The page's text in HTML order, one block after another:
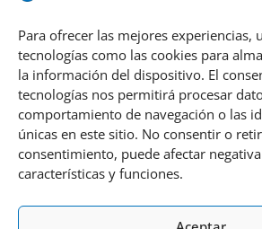
Para ofrecer las mejores experiencias,
tecnologías como las cookies para
la información del dispositivo. El
tecnologías nos permitirá procesar
comportamiento de navegación o las
únicas en este sitio. No consentir o
consentimiento, puede afectar
características y funciones.
Responsable » Ayuntamiento de Urrea de
enviarte nuestras publicaciones y
tu consentimiento. / Destinatarios » solo
cesiones si existe una obligación legal. /
ejercer tus derechos de acceso,
Privacidad.